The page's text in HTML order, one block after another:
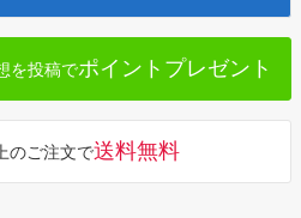
へ
を投稿でポイントプレゼント
のご注文で送料無料